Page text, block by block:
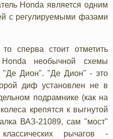
Honda является одним
с регулируемыми фазами
сперва стоит отметить
необычной схемы
"Де Дион". "Де Дион" - это
диф установлен не в
подрамнике (как на
крепятся к выгнутой
ВАЗ-21089, сам "мост"
рычагов -